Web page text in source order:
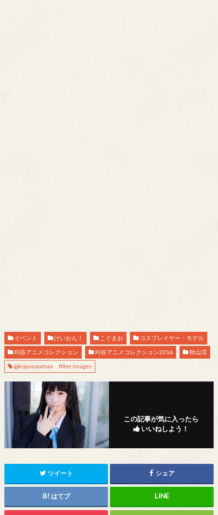
イベント けいおん！ こぐまお
コスプレイヤー・モデル
刈谷アニメコレクション
刈谷アニメコレクション2016
秋山澪
@kojumaomao filter:images
この記事が気に入ったら
いいねしよう！
ツイート シェア
はてブ